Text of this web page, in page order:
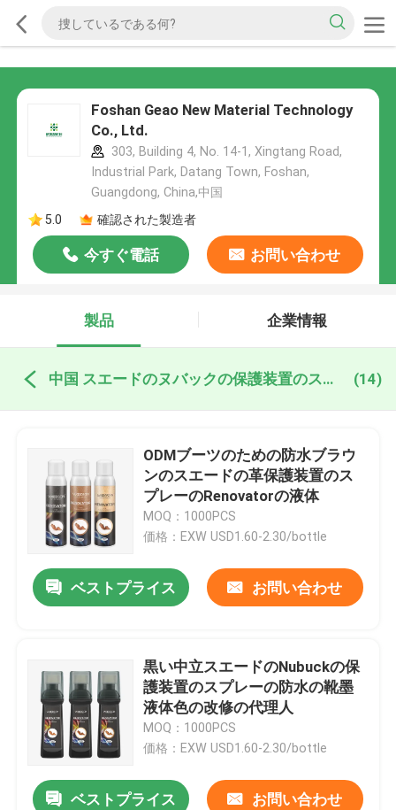
Foshan Geao New Material Technology
Co., Ltd.
303, Building 4, No. 14-1, Xingtang Road,
Industrial Park, Datang Town, Foshan,
Guangdong, China,中国
5.0
確認された製造者
今すぐ電話 お問い合わせ
製品 企業情報
中国 スエードのヌバックの保護装置のスプレー (14)
ODMブーツのための防水ブラウ
ンのスエードの革保護装置のス
プレーのRenovatorの液体
MOQ：1000PCS
価格：EXW USD1.60-2.30/bottle
ベストプライス お問い合わせ
黒い中立スエードのNubuckの保
護装置のスプレーの防水の靴墨
液体色の改修の代理人
MOQ：1000PCS
価格：EXW USD1.60-2.30/bottle
ベストプライス お問い合わせ